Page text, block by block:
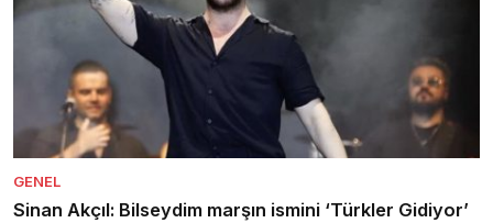
GENEL
Sinan Akçıl: Bilseydim marşın ismini ‘Türkler Gidiyor’